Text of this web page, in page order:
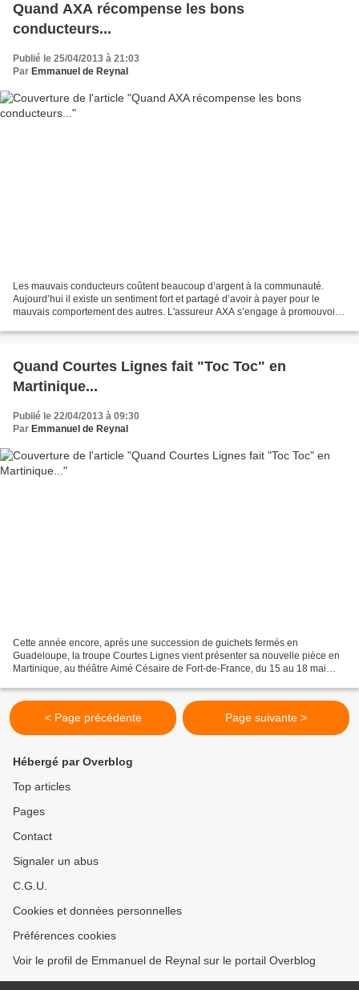
Quand AXA récompense les bons
conducteurs...
Publié le 25/04/2013 à 21:03
Par Emmanuel de Reynal
Les mauvais conducteurs coûtent beaucoup d’argent à la communauté.
Aujourd’hui il existe un sentiment fort et partagé d’avoir à payer pour le
mauvais comportement des autres. L'assureur AXA s’engage à promouvoir
Quand Courtes Lignes fait "Toc Toc" en
Martinique...
Publié le 22/04/2013 à 09:30
Par Emmanuel de Reynal
Cette année encore, après une succession de guichets fermés en
Guadeloupe, la troupe Courtes Lignes vient présenter sa nouvelle pièce en
Martinique, au théâtre Aimé Césaire de Fort-de-France, du 15 au 18 mai
< Page précédente Page suivante >
Hébergé par Overblog
Top articles
Pages
Contact
Signaler un abus
C.G.U.
Cookies et données personnelles
Préférences cookies
Voir le profil de Emmanuel de Reynal sur le portail Overblog